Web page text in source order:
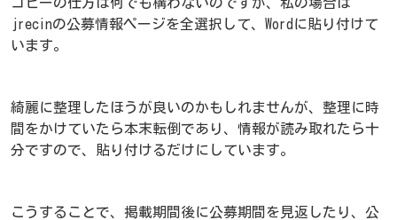
jrecinの公募情報ページを全選択して、Wordに貼り付けて
います。
綺麗に整理したほうが良いのかもしれませんが、整理に時
間をかけていたら本末転倒であり、情報が読み取れたら十
分ですので、貼り付けるだけにしています。
こうすることで、掲載期間後に公募期間を見返したり、公